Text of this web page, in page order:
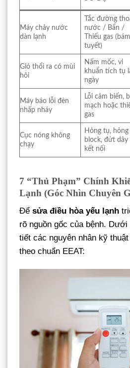
Máy chảy nước
dàn lạnh
Tắc đường
nước / Bẩn /
Thiếu gas (bám
tuyết)
Gió thổi ra có mùi
hôi
Nấm mốc, vi
khuẩn tích tụ
ngày
Máy báo lỗi đèn
nhấp nháy
Lỗi cảm biến,
mạch hoặc
gas
Cục nóng không
chạy
Hỏng tụ, hỏng
block, đứt dây
kết nối
7 “Thủ Phạm” Chính
Lạnh (Góc Nhìn Chuyên
Để sửa điều hòa yếu lạnh
rõ nguồn gốc của bệnh.
tiết các nguyên nhân kỹ
theo chuẩn EEAT: